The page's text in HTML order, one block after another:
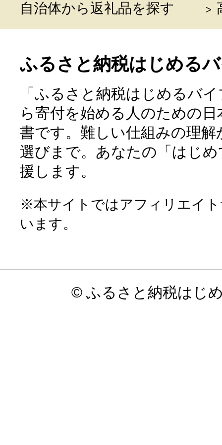
自治体から返礼品を探す
ふるさと納税はじめる
「ふるさと納税はじめるバ
ら寄付を始める人のための
書です。難しい仕組みの理
選びまで。あなたの「はじ
援します。
※本サイトではアフィリエイ
います。
© ふるさと納税はじ